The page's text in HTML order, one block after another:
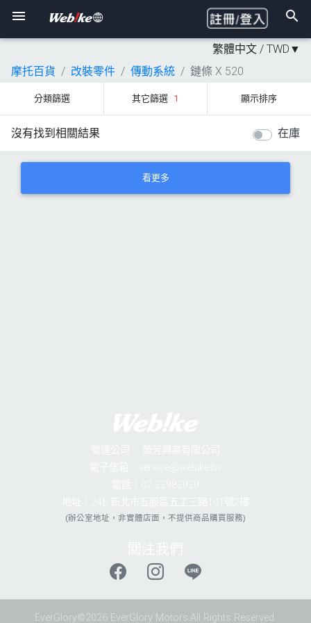
繁體中文 / TWD ▼
摩托百貨
改裝零件 傳動系統 鏈條 X 520
分類篩選 其它篩選 1 顯示排序
沒有找到相關結果 在庫
看更多
(辦公室地址，非實體店面，不提供商品購買服務)
EverGlory©2026 EverGlory Motors.All Rights Reserved.